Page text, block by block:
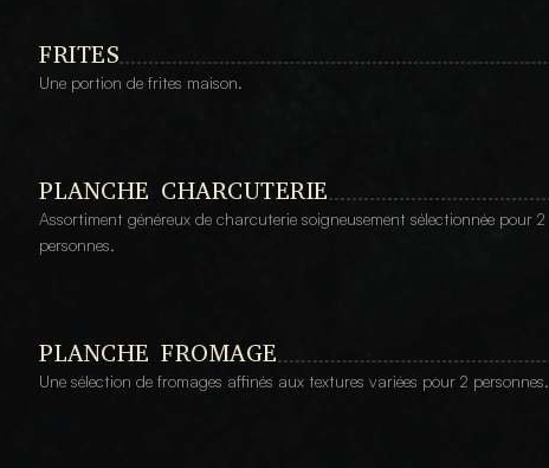
FRITES
Une portion de frites maison.
PLANCHE CHARCUTERIE
Assortiment généreux de charcuterie soigneusement sélectionnée pour 2
personnes.
PLANCHE FROMAGE
Une sélection de fromages affinés aux textures variées pour 2 personnes.